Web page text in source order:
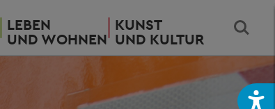
LEBEN
UND WOHNEN
KUNST
UND KULTUR